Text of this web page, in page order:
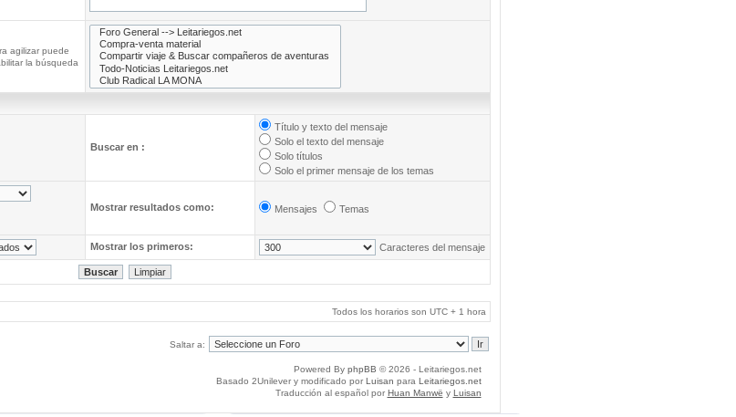
agilizar puede
la búsqueda
Buscar en :
Título y texto del mensaje
Solo el texto del mensaje
Solo títulos
Solo el primer mensaje de los temas
Mostrar resultados como: Mensajes Temas
Mostrar los primeros: Caracteres del mensaje
Todos los horarios son UTC + 1 hora
Saltar a:
Powered By phpBB © 2026 - Leitariegos.net
Basado 2Unilever y modificado por Luisan para Leitariegos.net
Traducción al español por Huan Manwë y Luisan